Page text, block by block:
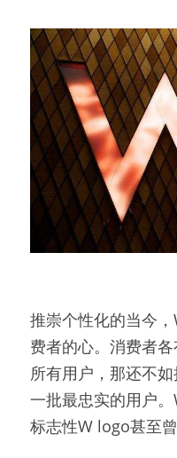
推崇个性化的当今
费者的心。消费者
所有用户，那还不
一批最忠实的用户
标志性W logo甚至